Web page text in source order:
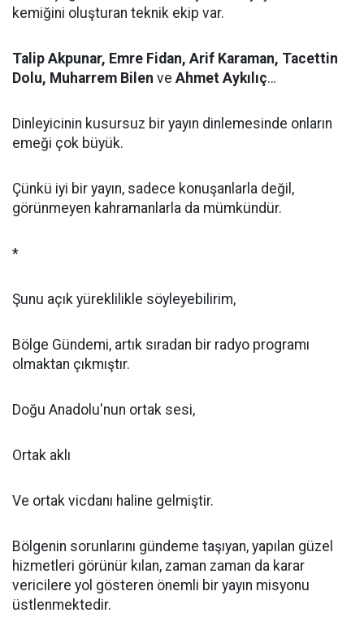
kemiğini oluşturan teknik ekip var.
Talip Akpunar, Emre Fidan, Arif Karaman, Tacettin
Dolu, Muharrem Bilen ve Ahmet Aykılıç…
Dinleyicinin kusursuz bir yayın dinlemesinde onların
emeği çok büyük.
Çünkü iyi bir yayın, sadece konuşanlarla değil,
görünmeyen kahramanlarla da mümkündür.
*
Şunu açık yüreklilikle söyleyebilirim,
Bölge Gündemi, artık sıradan bir radyo programı
olmaktan çıkmıştır.
Doğu Anadolu'nun ortak sesi,
Ortak aklı
Ve ortak vicdanı haline gelmiştir.
Bölgenin sorunlarını gündeme taşıyan, yapılan güzel
hizmetleri görünür kılan, zaman zaman da karar
vericilere yol gösteren önemli bir yayın misyonu
üstlenmektedir.